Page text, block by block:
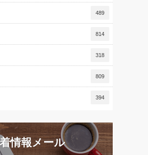
489
814
318
809
394
情報メール